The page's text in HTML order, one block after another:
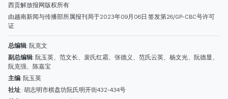
热线: 096.558.1888
编辑部: (028) 39294092 - 转 060
电子信箱
广告部
(028) 38334185
quangcaohoavan09@gmail.com;